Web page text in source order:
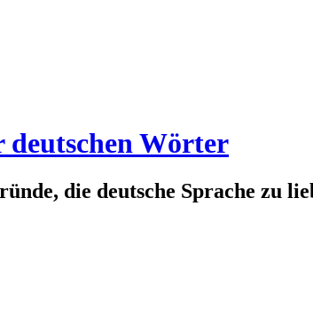
deutschen Wörter
die deutsche Sprache zu